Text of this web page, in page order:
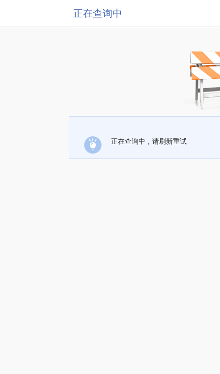
正在查询中
正在查询中，请刷新重试